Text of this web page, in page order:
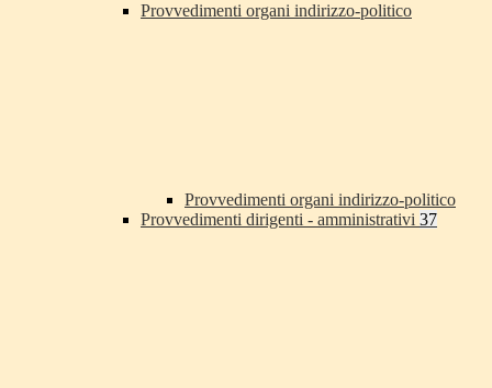
Provvedimenti organi indirizzo-politico
Provvedimenti organi indirizzo-politico
Provvedimenti dirigenti - amministrativi 37